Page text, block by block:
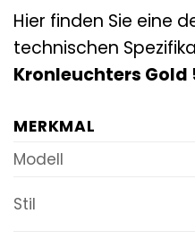
Hier finden Sie eine
technischen
Kronleuchters
MERKMAL
Modell
Stil